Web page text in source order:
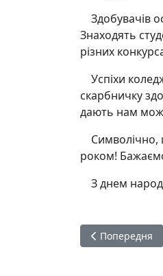
Здобувачів
Знаходять
різних
Успіхи
скарбничку
дають нам
Символічно,
роком!
З днем
Попередня
Попередня